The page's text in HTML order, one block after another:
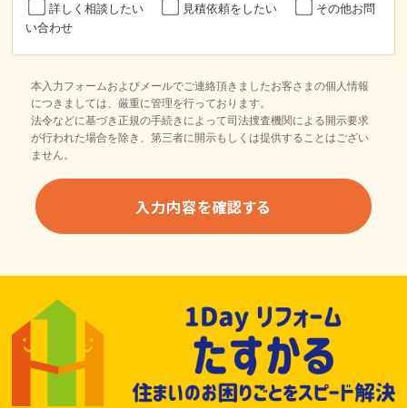
詳しく相談したい 見積依頼をしたい
その他お問
い合わせ
本入力フォームおよびメールでご連絡頂きましたお客さまの個人情報
につきましては、厳重に管理を行っております。
法令などに基づき正規の手続きによって司法捜査機関による開示要求
が行われた場合を除き、第三者に開示もしくは提供することはござい
ません。